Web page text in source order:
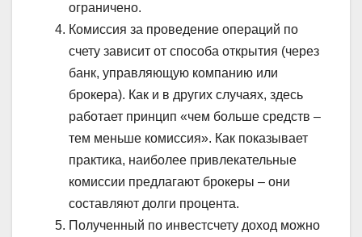
ограничено.
Комиссия за проведение операций по
счету зависит от способа открытия (через
банк, управляющую компанию или
брокера). Как и в других случаях, здесь
работает принцип «чем больше средств –
тем меньше комиссия». Как показывает
практика, наиболее привлекательные
комиссии предлагают брокеры – они
составляют долги процента.
Полученный по инвестсчету доход можно